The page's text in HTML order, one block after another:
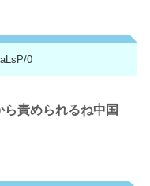
0
責められるね中国